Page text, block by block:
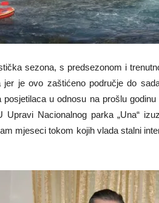
sezona, s predsezonom i
jer je ovo zaštićeno područje do
posjetilaca u odnosu na prošlu
Upravi Nacionalnog parka „Una“
mjeseci tokom kojih vlada stalni